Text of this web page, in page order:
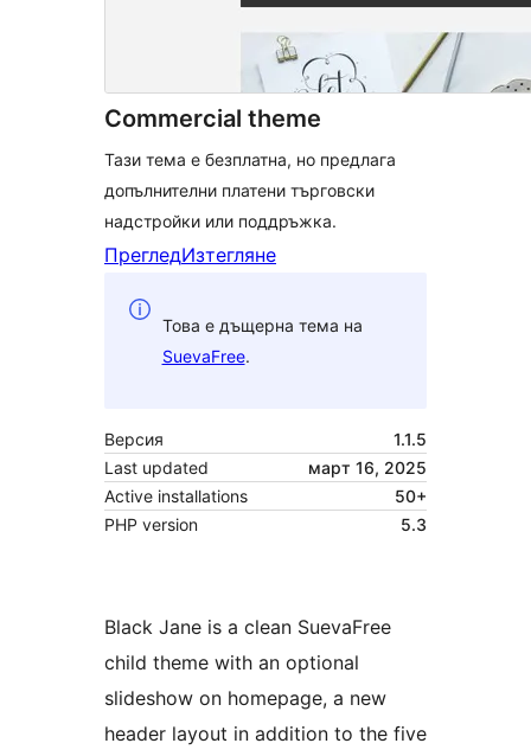
Commercial theme
Тази тема е безплатна, но предлага
допълнителни платени търговски
надстройки или поддръжка.
ПрегледИзтегляне
Това е дъщерна тема на
SuevaFree.
Версия
1.1.5
Last updated
март 16, 2025
Active installations
50+
PHP version
5.3
Black Jane is a clean SuevaFree
child theme with an optional
slideshow on homepage, a new
header layout in addition to the five